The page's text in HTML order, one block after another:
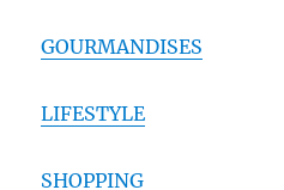
GOURMANDISES
LIFESTYLE
SHOPPING